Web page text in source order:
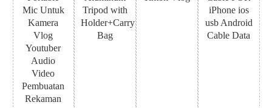
Mic Untuk
Kamera
Vlog
Youtuber
Audio
Video
Pembuatan
Rekaman
Tripod with
Holder+Carry
Bag
iPhone ios
usb Android
Cable Data